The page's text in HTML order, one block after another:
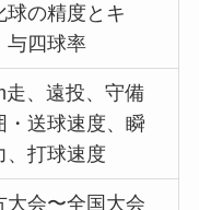
球の精度とキ
与四球率
走、遠投、守備
・送球速度、瞬
、打球速度
大会〜全国大会